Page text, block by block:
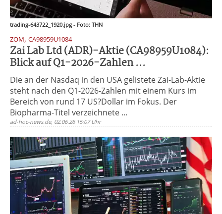
trading-643722_1920.jpg - Foto: THN
ZOM, CA98959U1084
Zai Lab Ltd (ADR)-Aktie (CA98959U1084):
Blick auf Q1-2026-Zahlen ...
Die an der Nasdaq in den USA gelistete Zai-Lab-Aktie
steht nach den Q1-2026-Zahlen mit einem Kurs im
Bereich von rund 17 US?Dollar im Fokus. Der
Biopharma-Titel verzeichnete ...
ad-hoc-news.de, 02.06.26 15:07 Uhr